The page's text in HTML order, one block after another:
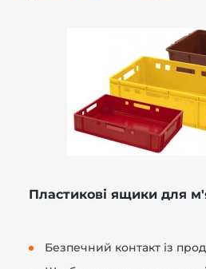
Пластикові ящики для
Безпечний контакт із